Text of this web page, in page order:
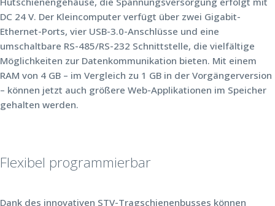
DC 24 V. Der Kleincomputer verfügt über zwei Gigabit-
Ethernet-Ports, vier USB-3.0-Anschlüsse und eine
umschaltbare RS-485/RS-232 Schnittstelle, die vielfältige
Möglichkeiten zur Datenkommunikation bieten. Mit einem
RAM von 4 GB – im Vergleich zu 1 GB in der Vorgängerversion
– können jetzt auch größere Web-Applikationen im Speicher
gehalten werden.
Flexibel programmierbar
Dank des innovativen STV-Tragschienenbusses können